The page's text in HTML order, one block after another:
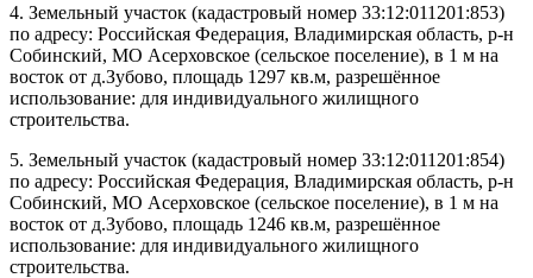
4. Земельный участок (кадастровый номер 33:12:011201:853)
по адресу: Российская Федерация, Владимирская область, р-н
Собинский, МО Асерховское (сельское поселение), в 1 м на
восток от д.Зубово, площадь 1297 кв.м, разрешённое
использование: для индивидуального жилищного
строительства.
5. Земельный участок (кадастровый номер 33:12:011201:854)
по адресу: Российская Федерация, Владимирская область, р-н
Собинский, МО Асерховское (сельское поселение), в 1 м на
восток от д.Зубово, площадь 1246 кв.м, разрешённое
использование: для индивидуального жилищного
строительства.